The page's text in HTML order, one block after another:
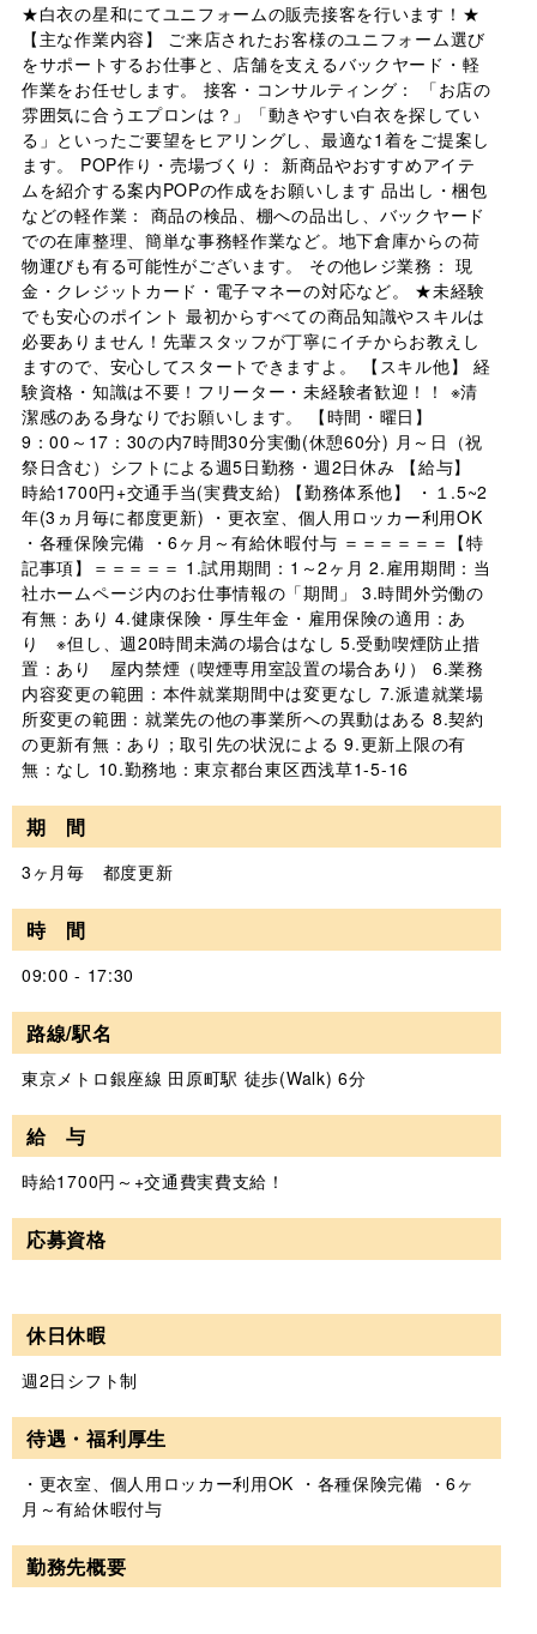
★白衣の星和にてユニフォームの販売接客を行います！★
【主な作業内容】 ご来店されたお客様のユニフォーム選び
をサポートするお仕事と、店舗を支えるバックヤード・軽
作業をお任せします。 接客・コンサルティング： 「お店の
雰囲気に合うエプロンは？」「動きやすい白衣を探してい
る」といったご要望をヒアリングし、最適な1着をご提案し
ます。 POP作り・売場づくり： 新商品やおすすめアイテ
ムを紹介する案内POPの作成をお願いします 品出し・梱包
などの軽作業： 商品の検品、棚への品出し、バックヤード
での在庫整理、簡単な事務軽作業など。地下倉庫からの荷
物運びも有る可能性がございます。 その他レジ業務： 現
金・クレジットカード・電子マネーの対応など。 ★未経験
でも安心のポイント 最初からすべての商品知識やスキルは
必要ありません！先輩スタッフが丁寧にイチからお教えし
ますので、安心してスタートできますよ。 【スキル他】 経
験資格・知識は不要！フリーター・未経験者歓迎！！ ※清
潔感のある身なりでお願いします。 【時間・曜日】
9：00～17：30の内7時間30分実働(休憩60分) 月～日（祝
祭日含む）シフトによる週5日勤務・週2日休み 【給与】
時給1700円+交通手当(実費支給) 【勤務体系他】 ・１.5~2
年(3ヵ月毎に都度更新) ・更衣室、個人用ロッカー利用OK
・各種保険完備 ・6ヶ月～有給休暇付与 ＝＝＝＝＝＝【特
記事項】＝＝＝＝＝ 1.試用期間：1～2ヶ月 2.雇用期間：当
社ホームページ内のお仕事情報の「期間」 3.時間外労働の
有無：あり 4.健康保険・厚生年金・雇用保険の適用：あ
り ※但し、週20時間未満の場合はなし 5.受動喫煙防止措
置：あり 屋内禁煙（喫煙専用室設置の場合あり） 6.業務
内容変更の範囲：本件就業期間中は変更なし 7.派遣就業場
所変更の範囲：就業先の他の事業所への異動はある 8.契約
の更新有無：あり；取引先の状況による 9.更新上限の有
無：なし 10.勤務地：東京都台東区西浅草1-5-16
期 間
3ヶ月毎 都度更新
時 間
09:00 - 17:30
路線/駅名
東京メトロ銀座線 田原町駅 徒歩(Walk) 6分
給 与
時給1700円～+交通費実費支給！
応募資格
休日休暇
週2日シフト制
待遇・福利厚生
・更衣室、個人用ロッカー利用OK ・各種保険完備 ・6ヶ
月～有給休暇付与
勤務先概要